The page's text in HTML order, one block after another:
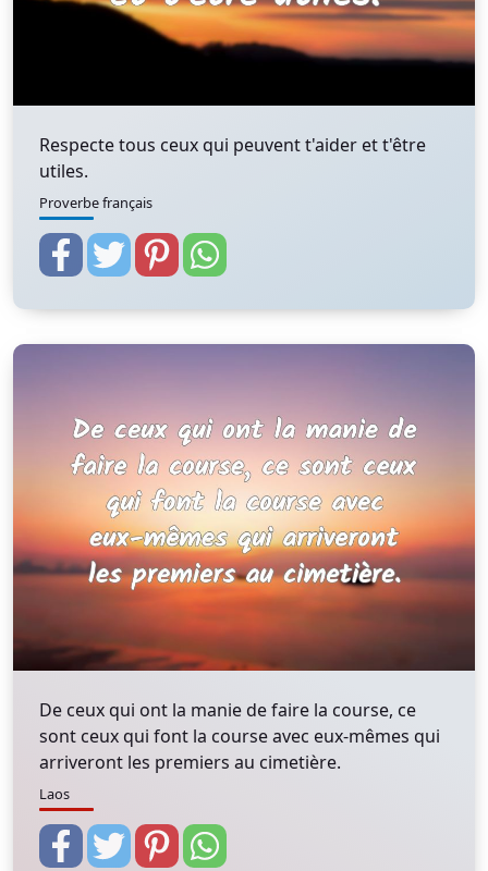
Respecte tous ceux qui peuvent t'aider et t'être
utiles.
Proverbe français
De ceux qui ont la manie de faire la course, ce
sont ceux qui font la course avec eux-mêmes qui
arriveront les premiers au cimetière.
Laos